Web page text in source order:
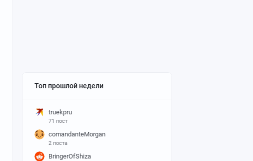
Топ прошлой недели
truekpru
71 пост
comandanteMorgan
2 поста
BringerOfShiza